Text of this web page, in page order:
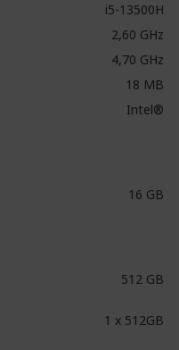
i5-13500H
2,60 GHz
4,70 GHz
18 MB
Intel®
16 GB
512 GB
1 x 512GB